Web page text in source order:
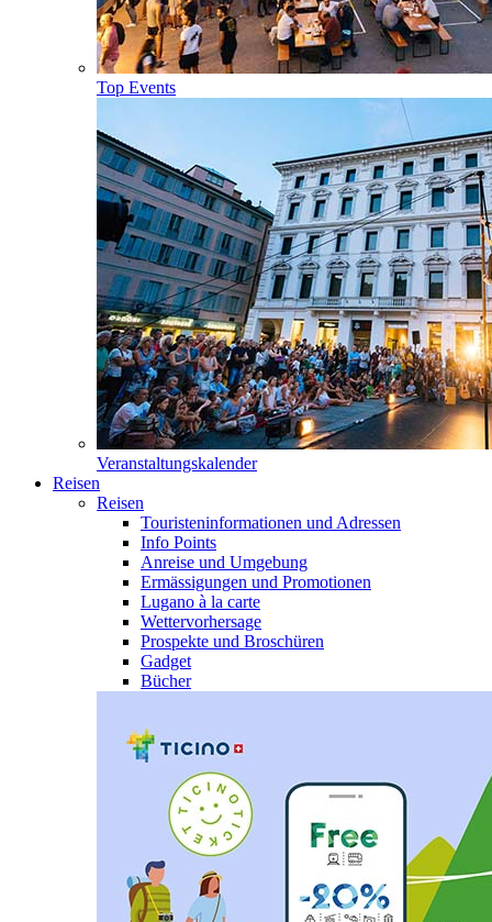
Top Events
Veranstaltungskalender
Reisen
Reisen
Touristeninformationen und Adressen
Info Points
Anreise und Umgebung
Ermässigungen und Promotionen
Lugano à la carte
Wettervorhersage
Prospekte und Broschüren
Gadget
Bücher